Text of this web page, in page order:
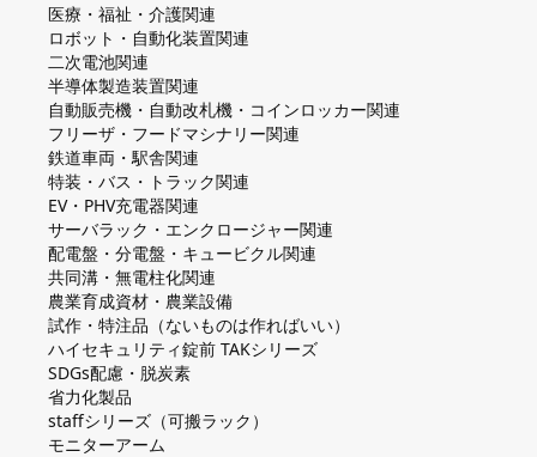
医療・福祉・介護関連
ロボット・自動化装置関連
二次電池関連
半導体製造装置関連
自動販売機・自動改札機・コインロッカー関連
フリーザ・フードマシナリー関連
鉄道車両・駅舎関連
特装・バス・トラック関連
EV・PHV充電器関連
サーバラック・エンクロージャー関連
配電盤・分電盤・キュービクル関連
共同溝・無電柱化関連
農業育成資材・農業設備
試作・特注品（ないものは作ればいい）
ハイセキュリティ錠前 TAKシリーズ
SDGs配慮・脱炭素
省力化製品
staffシリーズ（可搬ラック）
モニターアーム